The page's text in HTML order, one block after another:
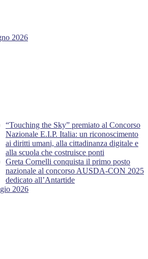
2026
“Touching the Sky” premiato al Concorso
Nazionale E.I.P. Italia: un riconoscimento
ai diritti umani, alla cittadinanza digitale e
alla scuola che costruisce ponti
Greta Cornelli conquista il primo posto
nazionale al concorso AUSDA-CON 2025
dedicato all’Antartide
2026